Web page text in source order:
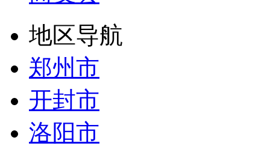
地区导航
郑州市
开封市
洛阳市